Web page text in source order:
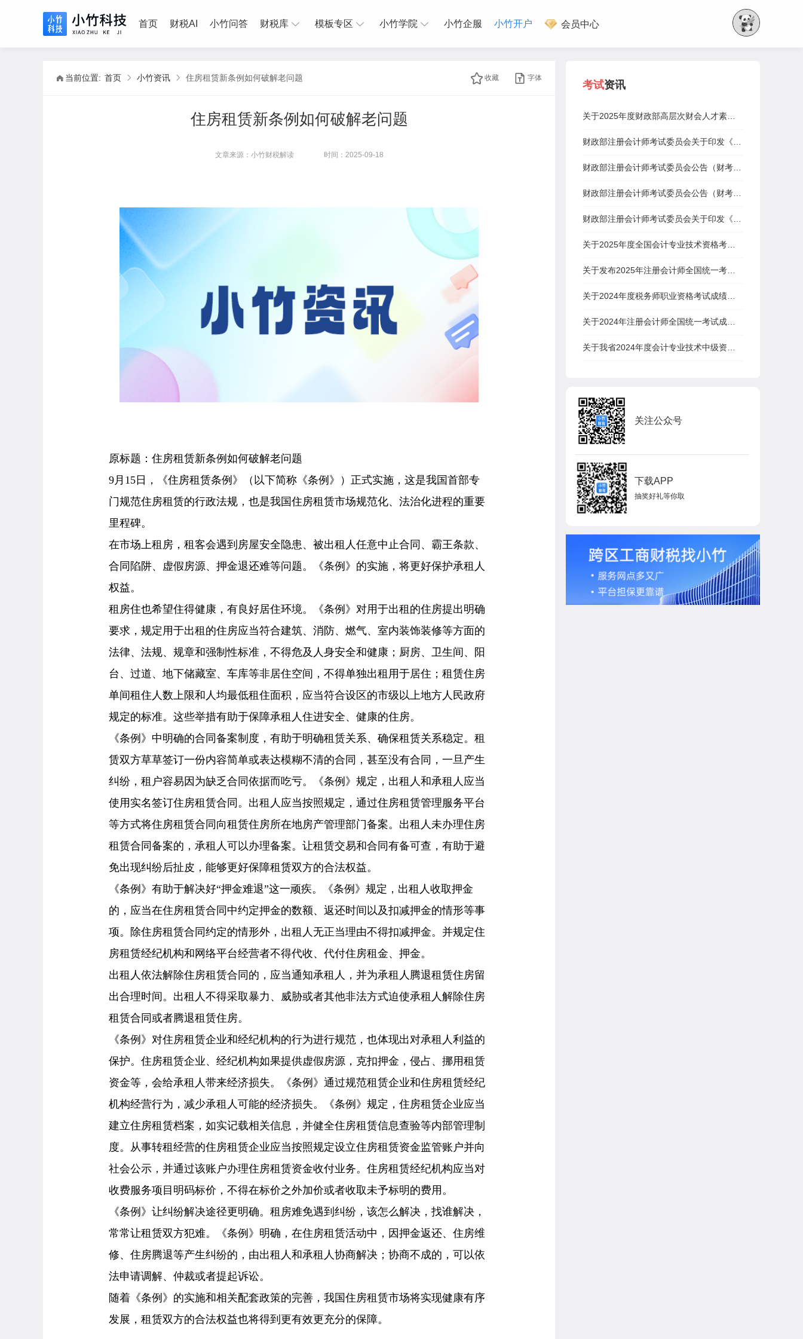
首页 财税AI 小竹问答 财税库 模板专区 小竹学院 小竹企服 小竹开户 会员中心
当前位置: 首页 小竹资讯 住房租赁新条例如何破解老问题 收藏 字体
住房租赁新条例如何破解老问题
文章来源：小竹财税解读 时间：2025-09-18
原标题：住房租赁新条例如何破解老问题
9月15日，《住房租赁条例》（以下简称《条例》）正式实施，这是我国首部专
门规范住房租赁的行政法规，也是我国住房租赁市场规范化、法治化进程的重要
里程碑。
在市场上租房，租客会遇到房屋安全隐患、被出租人任意中止合同、霸王条款、
合同陷阱、虚假房源、押金退还难等问题。《条例》的实施，将更好保护承租人
权益。
租房住也希望住得健康，有良好居住环境。《条例》对用于出租的住房提出明确
要求，规定用于出租的住房应当符合建筑、消防、燃气、室内装饰装修等方面的
法律、法规、规章和强制性标准，不得危及人身安全和健康；厨房、卫生间、阳
台、过道、地下储藏室、车库等非居住空间，不得单独出租用于居住；租赁住房
单间租住人数上限和人均最低租住面积，应当符合设区的市级以上地方人民政府
规定的标准。这些举措有助于保障承租人住进安全、健康的住房。
《条例》中明确的合同备案制度，有助于明确租赁关系、确保租赁关系稳定。租
赁双方草草签订一份内容简单或表达模糊不清的合同，甚至没有合同，一旦产生
纠纷，租户容易因为缺乏合同依据而吃亏。《条例》规定，出租人和承租人应当
使用实名签订住房租赁合同。出租人应当按照规定，通过住房租赁管理服务平台
等方式将住房租赁合同向租赁住房所在地房产管理部门备案。出租人未办理住房
租赁合同备案的，承租人可以办理备案。让租赁交易和合同有备可查，有助于避
免出现纠纷后扯皮，能够更好保障租赁双方的合法权益。
《条例》有助于解决好“押金难退”这一顽疾。《条例》规定，出租人收取押金
的，应当在住房租赁合同中约定押金的数额、返还时间以及扣减押金的情形等事
项。除住房租赁合同约定的情形外，出租人无正当理由不得扣减押金。并规定住
房租赁经纪机构和网络平台经营者不得代收、代付住房租金、押金。
出租人依法解除住房租赁合同的，应当通知承租人，并为承租人腾退租赁住房留
出合理时间。出租人不得采取暴力、威胁或者其他非法方式迫使承租人解除住房
租赁合同或者腾退租赁住房。
《条例》对住房租赁企业和经纪机构的行为进行规范，也体现出对承租人利益的
保护。住房租赁企业、经纪机构如果提供虚假房源，克扣押金，侵占、挪用租赁
资金等，会给承租人带来经济损失。《条例》通过规范租赁企业和住房租赁经纪
机构经营行为，减少承租人可能的经济损失。《条例》规定，住房租赁企业应当
建立住房租赁档案，如实记载相关信息，并健全住房租赁信息查验等内部管理制
度。从事转租经营的住房租赁企业应当按照规定设立住房租赁资金监管账户并向
社会公示，并通过该账户办理住房租赁资金收付业务。住房租赁经纪机构应当对
收费服务项目明码标价，不得在标价之外加价或者收取未予标明的费用。
《条例》让纠纷解决途径更明确。租房难免遇到纠纷，该怎么解决，找谁解决，
常常让租赁双方犯难。《条例》明确，在住房租赁活动中，因押金返还、住房维
修、住房腾退等产生纠纷的，由出租人和承租人协商解决；协商不成的，可以依
法申请调解、仲裁或者提起诉讼。
随着《条例》的实施和相关配套政策的完善，我国住房租赁市场将实现健康有序
发展，租赁双方的合法权益也将得到更有效更充分的保障。
考试资讯
关注公众号
下载APP
抽奖好礼等你取